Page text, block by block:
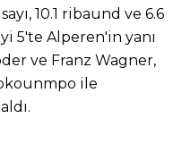
10.1 ribaund ve 6.6
5'te Alperen'in yanı
ve Franz Wagner,
ile